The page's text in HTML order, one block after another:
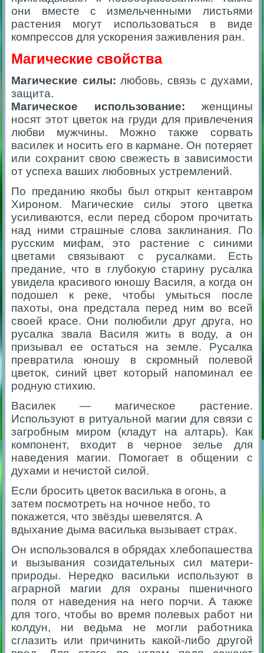
они вместе с измельченными листьями
растения могут использоваться в виде
компрессов для ускорения заживления ран.
Магические свойства
Магические силы: любовь, связь с духами,
защита.
Магическое использование: женщины
носят этот цветок на груди для привлечения
любви мужчины. Можно также сорвать
василек и носить его в кармане. Он потеряет
или сохранит свою свежесть в зависимости
от успеха ваших любовных устремлений.
По преданию якобы был открыт кентавром
Хироном. Магические силы этого цветка
усиливаются, если перед сбором прочитать
над ними страшные слова заклинания. По
русским мифам, это растение с синими
цветами связывают с русалками. Есть
предание, что в глубокую старину русалка
увидела красивого юношу Василя, а когда он
подошел к реке, чтобы умыться после
пахоты, она предстала перед ним во всей
своей красе. Они полюбили друг друга, но
русалка звала Василя жить в воду, а он
призывал ее остаться на земле. Русалка
превратила юношу в скромный полевой
цветок, синий цвет который напоминал ее
родную стихию.
Василек — магическое растение.
Используют в ритуальной магии для связи с
загробным миром (кладут на алтарь). Как
компонент, входит в черное зелье для
наведения магии. Помогает в общении с
духами и нечистой силой.
Если бросить цветок василька в огонь, а
затем посмотреть на ночное небо, то
покажется, что звёзды шевелятся. А
вдыхание дыма василька вызывает страх.
Он использовался в обрядах хлебопашества
и вызывания созидательных сил матери-
природы. Нередко васильки используют в
аграрной магии для охраны пшеничного
поля от наведения на него порчи. А также
для того, чтобы во время полевых работ ни
колдун, ни ведьма не могли работника
сглазить или причинить какой-либо другой